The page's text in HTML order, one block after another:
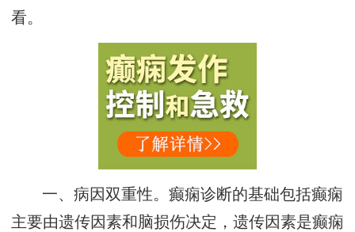
看。
一、病因双重性。癫痫诊断的基础包括癫痫
主要由遗传因素和脑损伤决定，遗传因素是癫痫